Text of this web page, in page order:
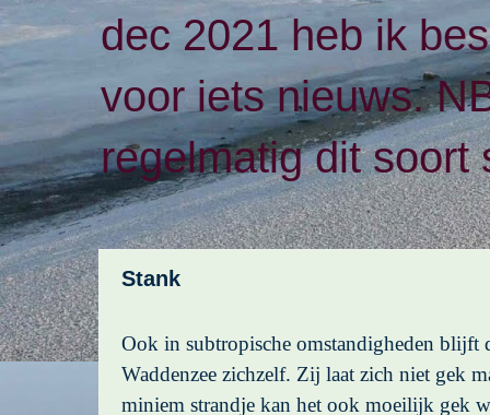
dec 2021 heb ik
voor iets nieuws.
regelmatig dit soort
Stank
Ook in subtropische omstandigheden blijft
Waddenzee zichzelf. Zij laat zich niet gek
miniem strandje kan het ook moeilijk gek